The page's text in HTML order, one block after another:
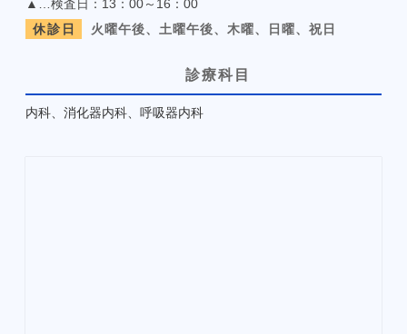
▲…検査日：13：00～16：00
休診日
火曜午後、土曜午後、木曜、日曜、祝日
診療科目
内科、 消化器内科、 呼吸器内科